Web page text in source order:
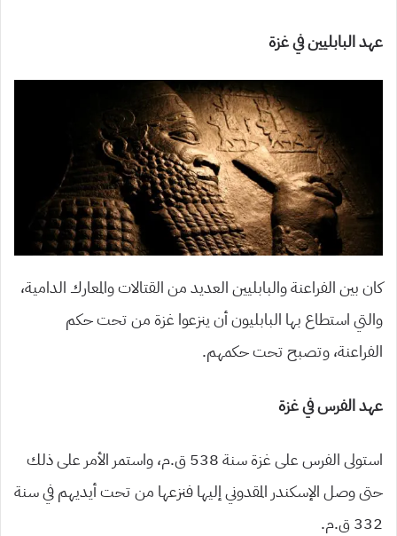
عهد البابليين في غزة
كان بين الفراعنة والبابليين العديد من القتالات والمعارك الدامية،
والتي استطاع بها البابليون أن ينزعوا غزة من تحت حكم
الفراعنة، وتصبح تحت حكمهم.
عهد الفرس في غزة
استولى الفرس على غزة سنة 538 ق.م، واستمر الأمر على ذلك
حتى وصل الإسكندر المقدوني إليها فنزعها من تحت أيديهم في سنة
332 ق.م.